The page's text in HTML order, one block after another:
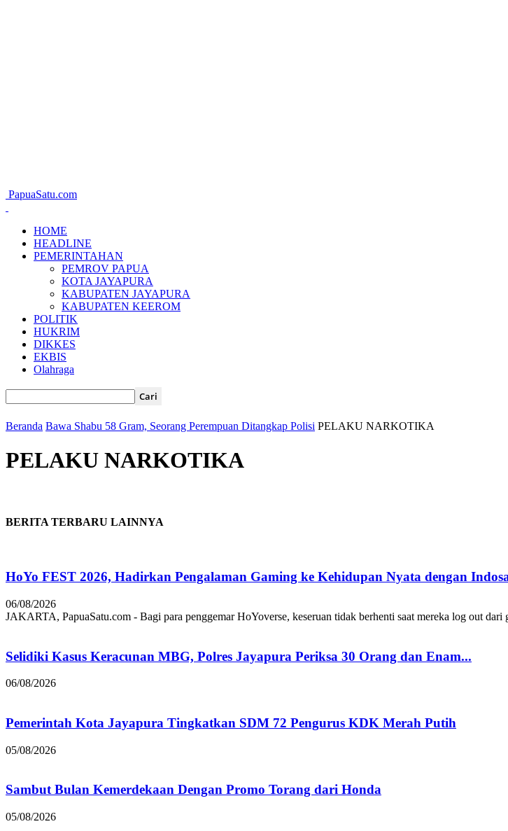
PapuaSatu.com
HOME
HEADLINE
PEMERINTAHAN
PEMROV PAPUA
KOTA JAYAPURA
KABUPATEN JAYAPURA
KABUPATEN KEEROM
POLITIK
HUKRIM
DIKKES
EKBIS
Olahraga
Beranda Bawa Shabu 58 Gram, Seorang Perempuan Ditangkap Polisi PELAKU NARKOTIKA
PELAKU NARKOTIKA
BERITA TERBARU LAINNYA
HoYo FEST 2026, Hadirkan Pengalaman Gaming ke Kehidupan Nyata dengan
06/08/2026
JAKARTA, PapuaSatu.com - Bagi para penggemar HoYoverse, keseruan tidak berhenti saat mereka log out
Selidiki Kasus Keracunan MBG, Polres Jayapura Periksa 30 Orang dan Enam...
06/08/2026
Pemerintah Kota Jayapura Tingkatkan SDM 72 Pengurus KDK Merah Putih
05/08/2026
Sambut Bulan Kemerdekaan Dengan Promo Torang dari Honda
05/08/2026